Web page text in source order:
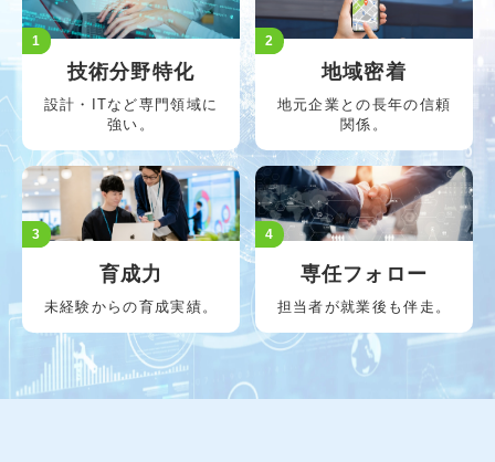
1
技術分野特化
設計・ITなど専門領域に
強い。
2
地域密着
地元企業との長年の信頼
関係。
3
育成力
未経験からの育成実績。
4
専任フォロー
担当者が就業後も伴走。